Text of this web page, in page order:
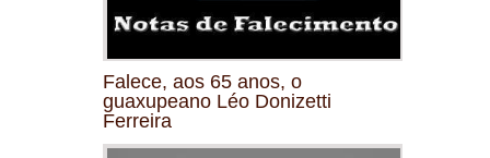
Falece, aos 65 anos, o
guaxupeano Léo Donizetti
Ferreira